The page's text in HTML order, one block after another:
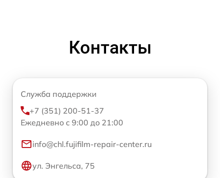
Контакты
Служба поддержки
+7 (351) 200-51-37
Ежедневно с 9:00 до 21:00
info@chl.fujifilm-repair-center.ru
ул. Энгельса, 75